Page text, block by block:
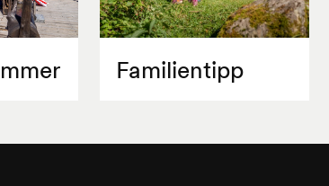
Familientipp